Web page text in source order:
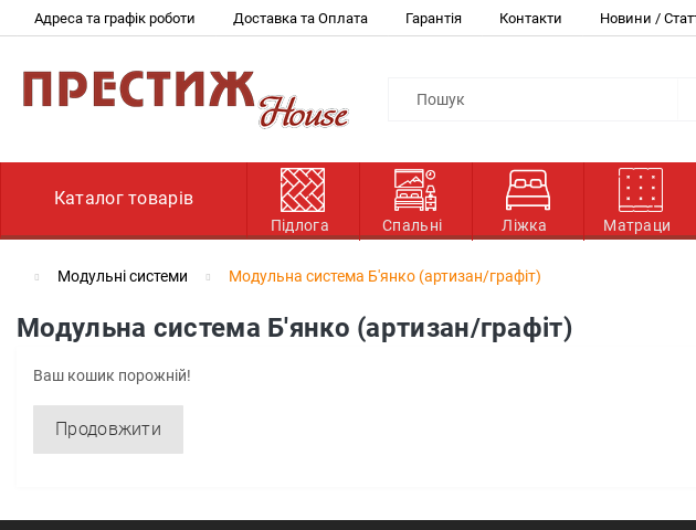
Адреса та графік роботи Доставка та Оплата Гарантія Контакти Новини /
Каталог товарів
Підлога Спальні Ліжка Матраци
Модульні системи
Модульна система Б'янко (артизан/графіт)
Модульна система Б'янко (артизан/графіт)
Ваш кошик порожній!
Продовжити